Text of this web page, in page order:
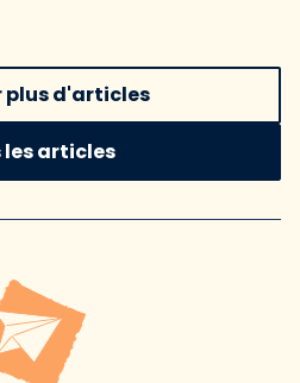
plus d'articles
les articles